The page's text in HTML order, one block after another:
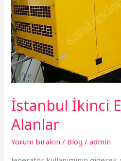
İstanbul İkinci
Alanlar
Yorum bırakın / Blog /admin